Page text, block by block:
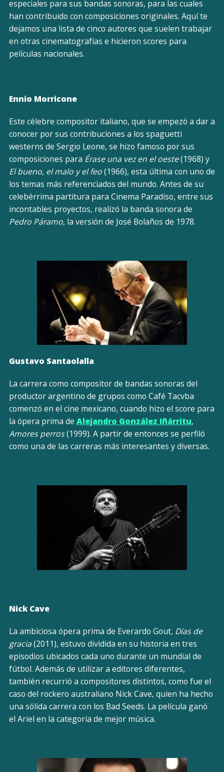
especiales para sus bandas sonoras, para las cuales
han contribuido con composiciones originales. Aquí te
dejamos una lista de cinco autores que suelen trabajar
en otras cinematografías e hicieron scores para
películas nacionales.
Ennio Morricone
Este célebre compositor italiano, que se empezó a dar a
conocer por sus contribuciones a los spaguetti
westerns de Sergio Leone, se hizo famoso por sus
composiciones para Érase una vez en el oeste(1968) y
El bueno, el malo y el feo(1966), esta última con uno de
los temas más referenciados del mundo. Antes de su
celebérrima partitura para Cinema Paradiso, entre sus
incontables proyectos, realizó la banda sonora de
Pedro Páramo, la versión de José Bolaños de 1978.
Gustavo Santaolalla
La carrera como compositor de bandas sonoras del
productor argentino de grupos como Café Tacvba
comenzó en el cine mexicano, cuando hizo el score para
la ópera prima de Alejandro González Iñárritu,
Amores perros(1999). A partir de entonces se perfiló
como una de las carreras más interesantes y diversas.
Nick Cave
La ambiciosa ópera prima de Everardo Gout, Días de
gracia(2011), estuvo dividida en su historia en tres
episodios ubicados cada uno durante un mundial de
fútbol. Además de utilizar a editores diferentes,
también recurrió a compositores distintos, como fue el
caso del rockero australiano Nick Cave, quien ha hecho
una sólida carrera con los Bad Seeds. La película ganó
el Ariel en la categoría de mejor música.